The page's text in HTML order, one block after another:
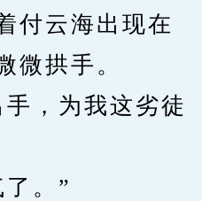
云海出现在
微拱手。
，为我这劣徒
。”